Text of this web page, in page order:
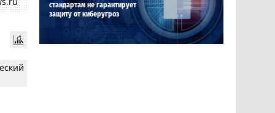
стандартам не гарантирует
защиту от киберугроз